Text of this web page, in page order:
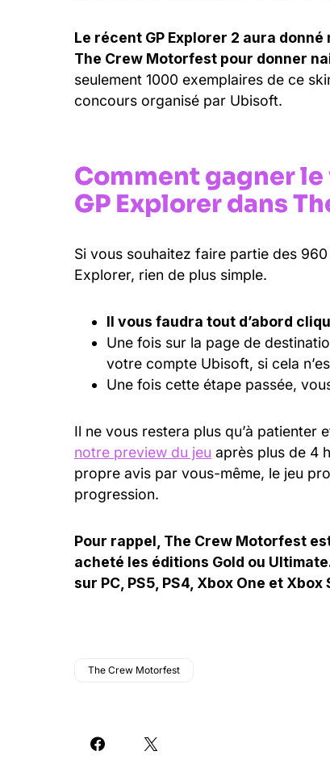
Le récent GP Explorer 2 aura
The Crew Motorfest pour donner
seulement 1000 exemplaires de ce
concours organisé par Ubisoft.
Comment gagner le
GP Explorer dans
Si vous souhaitez faire partie des
Explorer, rien de plus simple.
Il vous faudra tout d’abord
Une fois sur la page de
votre compte Ubisoft, si cela
Une fois cette étape passée,
Il ne vous restera plus qu’à
notre preview du jeu après plus de 4
propre avis par vous-même, le jeu
progression.
Pour rappel, The Crew Motorfest
acheté les éditions Gold ou
sur PC, PS5, PS4, Xbox One et Xbox
The Crew Motorfest